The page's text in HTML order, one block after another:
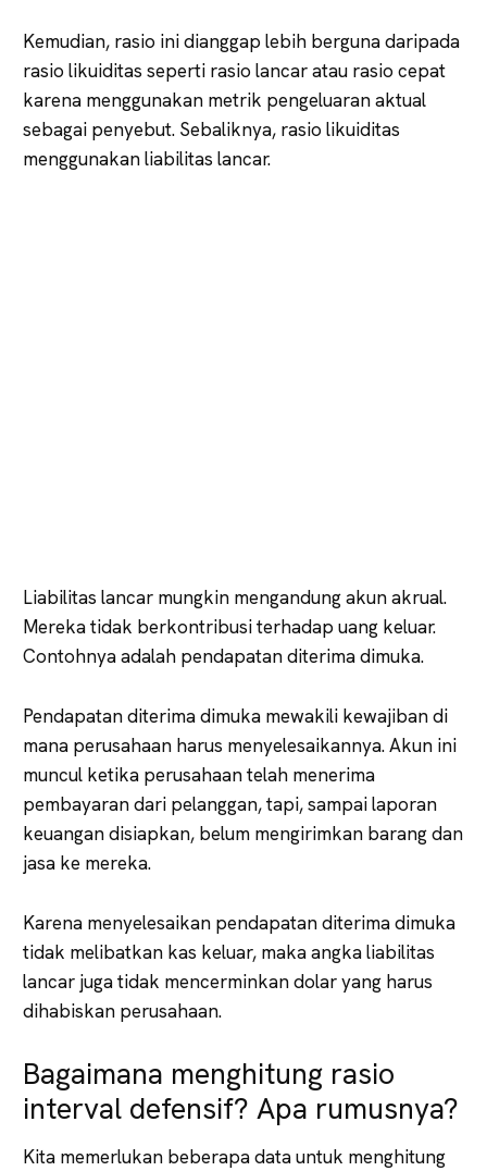
Kemudian, rasio ini dianggap lebih berguna daripada
rasio likuiditas seperti rasio lancar atau rasio cepat
karena menggunakan metrik pengeluaran aktual
sebagai penyebut. Sebaliknya, rasio likuiditas
menggunakan liabilitas lancar.
Liabilitas lancar mungkin mengandung akun akrual.
Mereka tidak berkontribusi terhadap uang keluar.
Contohnya adalah pendapatan diterima dimuka.
Pendapatan diterima dimuka mewakili kewajiban di
mana perusahaan harus menyelesaikannya. Akun ini
muncul ketika perusahaan telah menerima
pembayaran dari pelanggan, tapi, sampai laporan
keuangan disiapkan, belum mengirimkan barang dan
jasa ke mereka.
Karena menyelesaikan pendapatan diterima dimuka
tidak melibatkan kas keluar, maka angka liabilitas
lancar juga tidak mencerminkan dolar yang harus
dihabiskan perusahaan.
Bagaimana menghitung rasio
interval defensif? Apa rumusnya?
Kita memerlukan beberapa data untuk menghitung